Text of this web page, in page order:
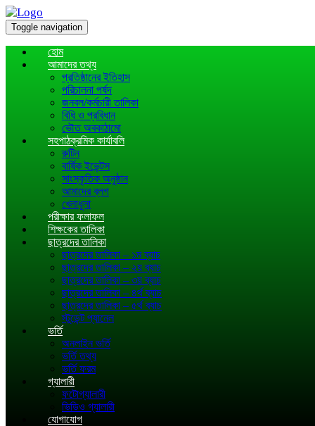
Toggle navigation
হোম
আমাদের তথ্য
প্রতিষ্ঠানের ইতিহাস
পরিচালনা পর্ষদ
জনবল/কর্মচারী তালিকা
বিধি ও প্রবিধান
ভৌত অবকাঠামো
সহপাঠক্রমিক কার্যাবলি
রুটিন
বার্ষিক ইভেন্টস
সাংস্কৃতিক অনুষ্ঠান
আমাদের ব্লগ
খেলাধূলা
পরীক্ষার ফলাফল
শিক্ষকের তালিকা
ছাত্রদের তালিকা
ছাত্রদের তালিকা – ১ম ব্যাচ
ছাত্রদের তালিকা – ২য় ব্যাচ
ছাত্রদের তালিকা – ৩য় ব্যাচ
ছাত্রদের তালিকা – ৪র্থ ব্যাচ
ছাত্রদের তালিকা – ৫র্থ ব্যাচ
স্টুডেন্ট প্যানেল
ভর্তি
অনলাইন ভর্তি
ভর্তি তথ্য
ভর্তি ফরম
গ্যালারী
ফটোগ্যালারী
ভিডিও গ্যালারী
যোগাযোগ